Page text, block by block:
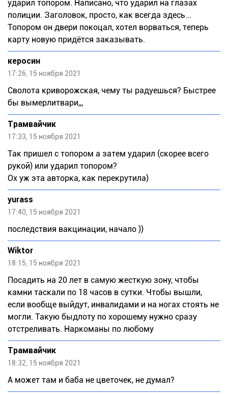
ударил топором. Написано, что ударил на глазах
полиции. Заголовок, просто, как всегда здесь...
Топором он двери покоцал, хотел ворваться, теперь
карту новую придётся заказывать.
керосин
17:26, 15 ноября 2021
Сволота криворожская, чему ты радуешься? Быстрее
бы вымерлитвари,,,
Трамвайчик
17:33, 15 ноября 2021
Так пришел с топором а затем ударил (скорее всего
рукой) или ударил топором?
Ох уж эта авторка, как перекрутила)
yurass
17:40, 15 ноября 2021
последствия вакцинации, начало ))
Wiktor
18:15, 15 ноября 2021
Посадить на 20 лет в самую жесткую зону, чтобы
камни таскали по 18 часов в сутки. Чтобы вышли,
если вообще выйдут, инвалидами и на ногах стоять не
могли. Такую быдлоту по хорошему нужно сразу
отстреливать. Наркоманы по любому
Трамвайчик
18:32, 15 ноября 2021
А может там и баба не цветочек, не думал?